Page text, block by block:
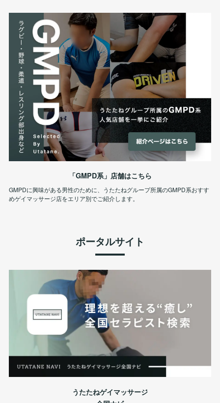
「GMPD系」店舗はこちら
GMPDに興味がある男性のために、うたたねグループ所属のGMPD系おすす
めゲイマッサージ店をエリア別でご紹介します。
ポータルサイト
うたたねゲイマッサージ